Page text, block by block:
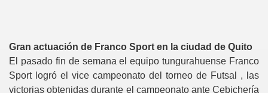
Gran actuación de Franco Sport en la ciudad de Quito
El pasado fin de semana el equipo tungurahuense Franco
Sport logró el vice campeonato del torneo de Futsal , las
victorias obtenidas durante el campeonato ante Cebichería